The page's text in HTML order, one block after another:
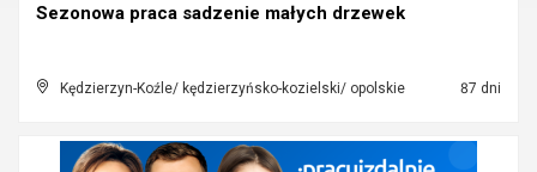
Sezonowa praca sadzenie małych drzewek
Kędzierzyn-Koźle/ kędzierzyńsko-kozielski/ opolskie 87 dni